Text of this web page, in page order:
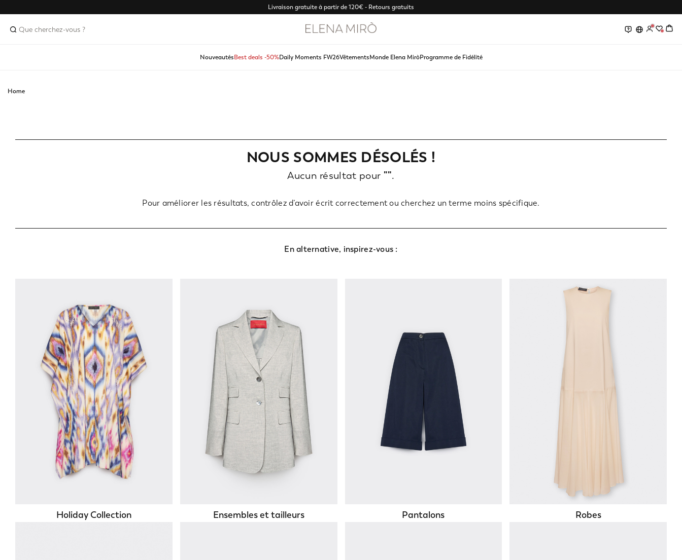
Livraison gratuite à partir de 120€ - Retours gratuits
0 0
NouveautésBest deals -50%Daily Moments FW26VêtementsMonde Elena MiròProgramme de Fidélité
Home
NOUS SOMMES DÉSOLÉS !
Aucun résultat pour "".
Pour améliorer les résultats, contrôlez d’avoir écrit correctement ou cherchez un terme moins spécifique.
En alternative, inspirez-vous :
Holiday Collection Ensembles et tailleurs Pantalons Robes